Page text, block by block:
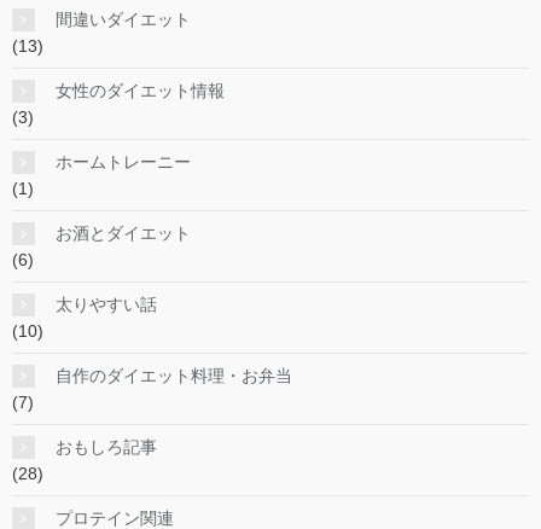
間違いダイエット
(13)
女性のダイエット情報
(3)
ホームトレーニー
(1)
お酒とダイエット
(6)
太りやすい話
(10)
自作のダイエット料理・お弁当
(7)
おもしろ記事
(28)
プロテイン関連